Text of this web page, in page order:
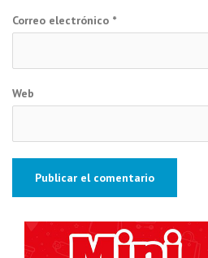
Correo electrónico *
Web